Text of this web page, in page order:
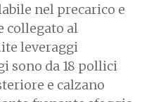
nel precarico e
collegato al
leveraggi
sono da 18 pollici
e calzano